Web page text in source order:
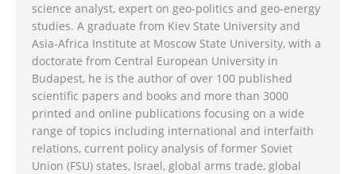
science analyst, expert on geo-politics and geo-energy
studies. A graduate from Kiev State University and
Asia-Africa Institute at Moscow State University, with a
doctorate from Central European University in
Budapest, he is the author of over 100 published
scientific papers and books and more than 3000
printed and online publications focusing on a wide
range of topics including international and interfaith
relations, current policy analysis of former Soviet
Union (FSU) states, Israel, global arms trade, global